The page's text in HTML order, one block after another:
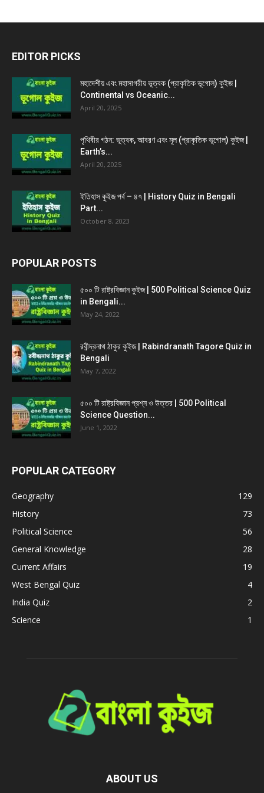
EDITOR PICKS
মহাদেশীয় এবং মহাসাগরীয় ভূত্বক (প্রাকৃতিক ভূগোল) কুইজ |
Continental vs Oceanic...
April 20, 2025
পৃথিবীর গঠন: ভূত্বক, আবরণ এবং মূল (প্রাকৃতিক ভূগোল) কুইজ |
Earth’s...
April 20, 2025
ইতিহাস কুইজ পর্ব – ৪৭ | History Quiz in Bengali
Part...
October 8, 2023
POPULAR POSTS
৫০০ টি রাষ্ট্রবিজ্ঞান কুইজ | 500 Political Science Quiz
in Bengali...
May 24, 2022
রবীন্দ্রনাথ ঠাকুর কুইজ | Rabindranath Tagore Quiz in
Bengali
May 7, 2022
৫০০ টি রাষ্ট্রবিজ্ঞান প্রশ্ন ও উত্তর | 500 Political
Science Question...
June 1, 2022
POPULAR CATEGORY
Geography
129
History
73
Political Science
56
General Knowledge
28
Current Affairs
19
West Bengal Quiz
4
India Quiz
2
Science
1
ABOUT US